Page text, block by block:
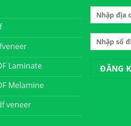
Laminate
Melamine
veneer